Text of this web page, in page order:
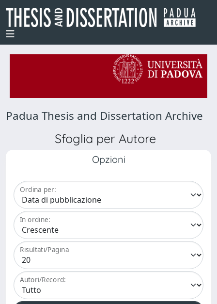
Padua Thesis and Dissertation Archive
Sfoglia per Autore
Opzioni
Ordina per:
In ordine:
Risultati/Pagina
Autori/Record: